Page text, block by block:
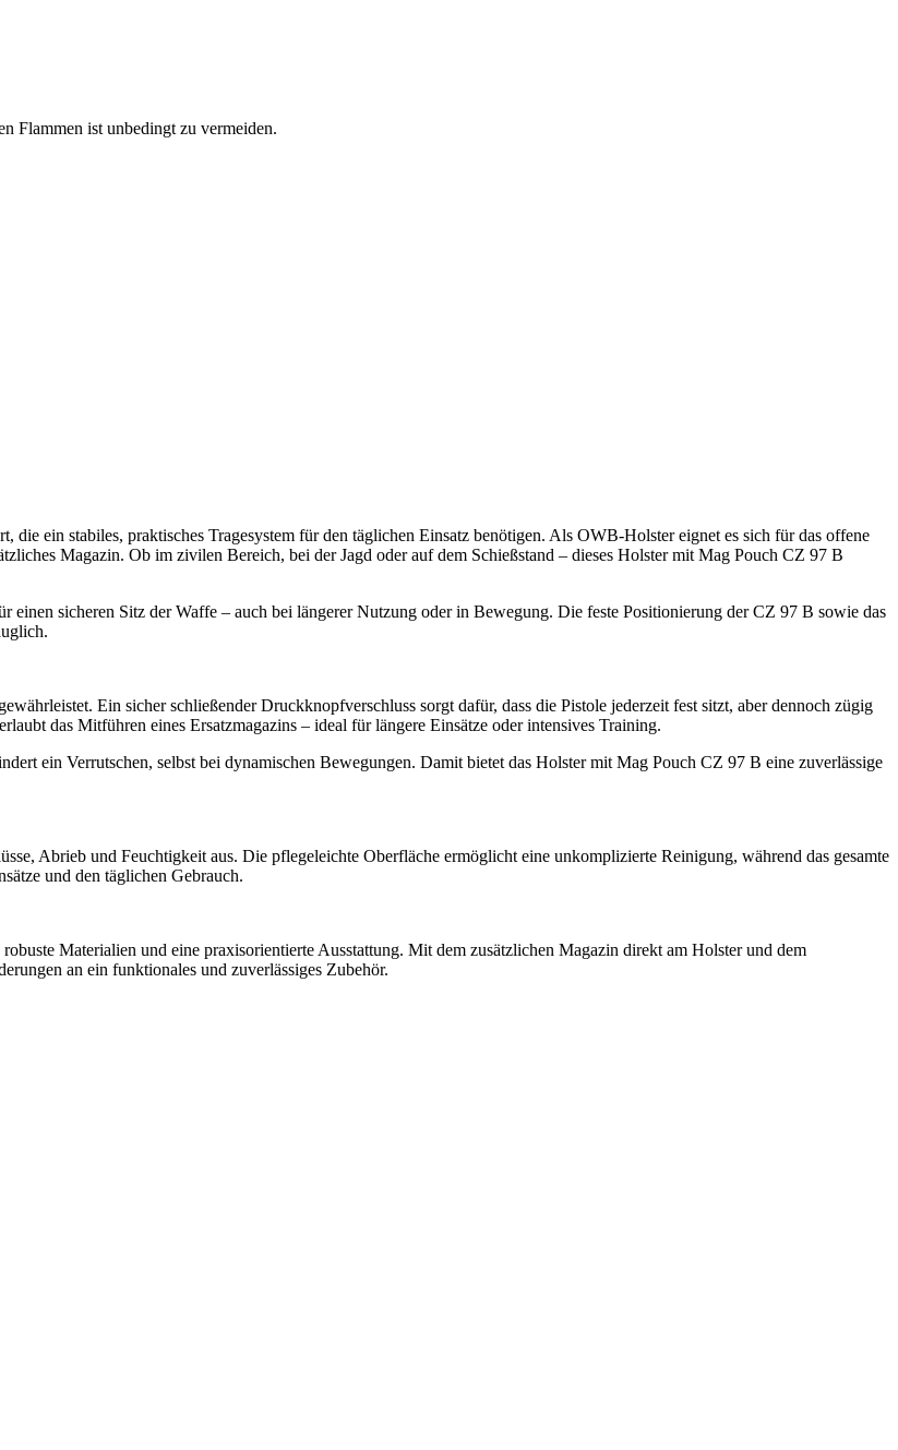
Flammen ist unbedingt zu vermeiden.
ein stabiles, praktisches Tragesystem für den täglichen Einsatz benötigen. Als OWB-Holster eignet es sich für das offene
Magazin. Ob im zivilen Bereich, bei der Jagd oder auf dem Schießstand – dieses Holster mit Mag Pouch CZ 97 B
einen sicheren Sitz der Waffe – auch bei längerer Nutzung oder in Bewegung. Die feste Positionierung der CZ 97 B sowie das
Ein sicher schließender Druckknopfverschluss sorgt dafür, dass die Pistole jederzeit fest sitzt, aber dennoch zügig
das Mitführen eines Ersatzmagazins – ideal für längere Einsätze oder intensives Training.
ein Verrutschen, selbst bei dynamischen Bewegungen. Damit bietet das Holster mit Mag Pouch CZ 97 B eine zuverlässige
Abrieb und Feuchtigkeit aus. Die pflegeleichte Oberfläche ermöglicht eine unkomplizierte Reinigung, während das gesamte
und den täglichen Gebrauch.
Materialien und eine praxisorientierte Ausstattung. Mit dem zusätzlichen Magazin direkt am Holster und dem
an ein funktionales und zuverlässiges Zubehör.